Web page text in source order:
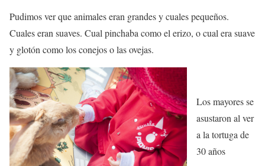
Pudimos ver que animales eran grandes y cuales pequeños.
Cuales eran suaves. Cual pinchaba como el erizo, o cual era suave
y glotón como los conejos o las ovejas.
Los mayores se
asustaron al ver
a la tortuga de
30 años